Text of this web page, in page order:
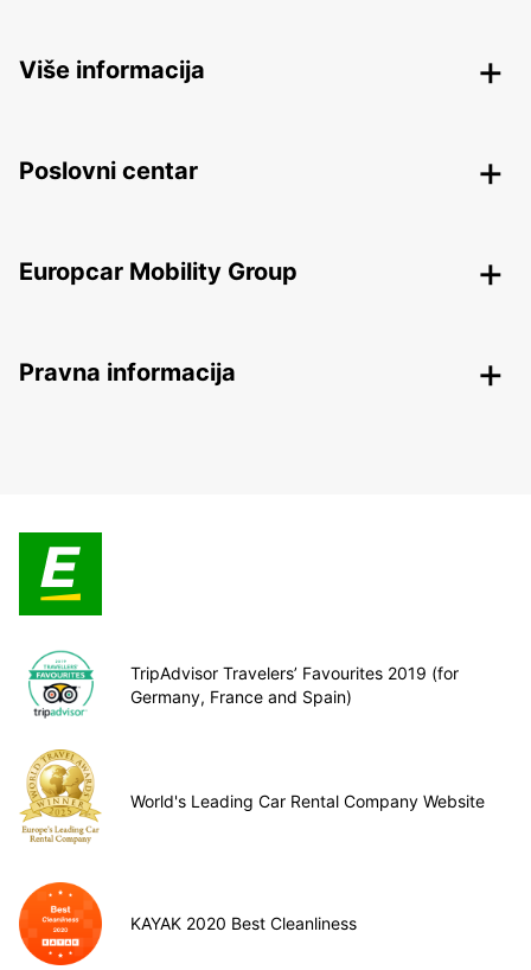
Više informacija
Poslovni centar
Europcar Mobility Group
Pravna informacija
TripAdvisor Travelers’ Favourites 2019 (for
Germany, France and Spain)
World's Leading Car Rental Company Website
KAYAK 2020 Best Cleanliness